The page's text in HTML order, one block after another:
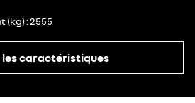
(kg) 2555
les caractéristiques